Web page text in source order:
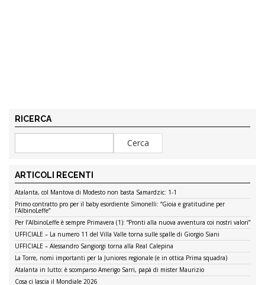
RICERCA
ARTICOLI RECENTI
Atalanta, col Mantova di Modesto non basta Samardzic: 1-1
Primo contratto pro per il baby esordiente Simonelli: “Gioia e gratitudine per
l’AlbinoLeffe”
Per l’AlbinoLeffe è sempre Primavera (1): “Pronti alla nuova avventura coi nostri valori”
UFFICIALE – La numero 11 del Villa Valle torna sulle spalle di Giorgio Siani
UFFICIALE – Alessandro Sangiorgi torna alla Real Calepina
La Torre, nomi importanti per la Juniores regionale (e in ottica Prima squadra)
Atalanta in lutto: è scomparso Amerigo Sarri, papà di mister Maurizio
Cosa ci lascia il Mondiale 2026